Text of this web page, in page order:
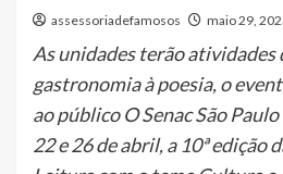
assessoriadefamosos maio 29,
As unidades terão atividades
gastronomia à poesia, o
ao público O Senac São
22 e 26 de abril, a 10ª edição